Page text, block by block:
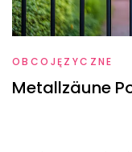
OBCOJĘZYCZNE
Metallzäune